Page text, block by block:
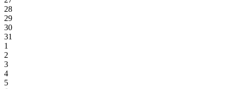
28
29
30
31
1
2
3
4
5